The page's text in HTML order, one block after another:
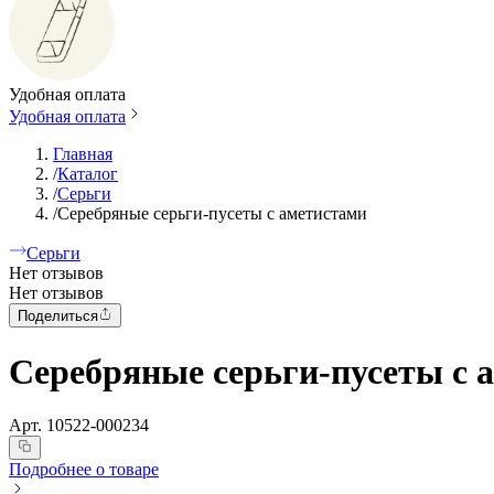
Удобная оплата
Удобная оплата
Главная
/Каталог
/Серьги
/Серебряные серьги-пусеты с аметистами
Серьги
Нет отзывов
Нет отзывов
Поделиться
Серебряные серьги-пусеты с
Арт. 10522-000234
Подробнее о товаре